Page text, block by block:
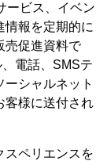
ービス、イベン
情報を定期的に
売促進資料で
電話、SMSテ
シャルネット
客様に送付され
スペリエンスを